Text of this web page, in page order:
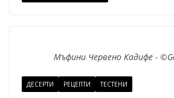
Мъфини Червено Кадифе -
ДЕСЕРТИ РЕЦЕПТИ ТЕСТЕНИ